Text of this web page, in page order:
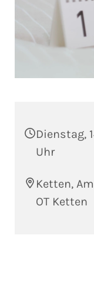
Dienstag,
Uhr
Ketten,
OT Ketten